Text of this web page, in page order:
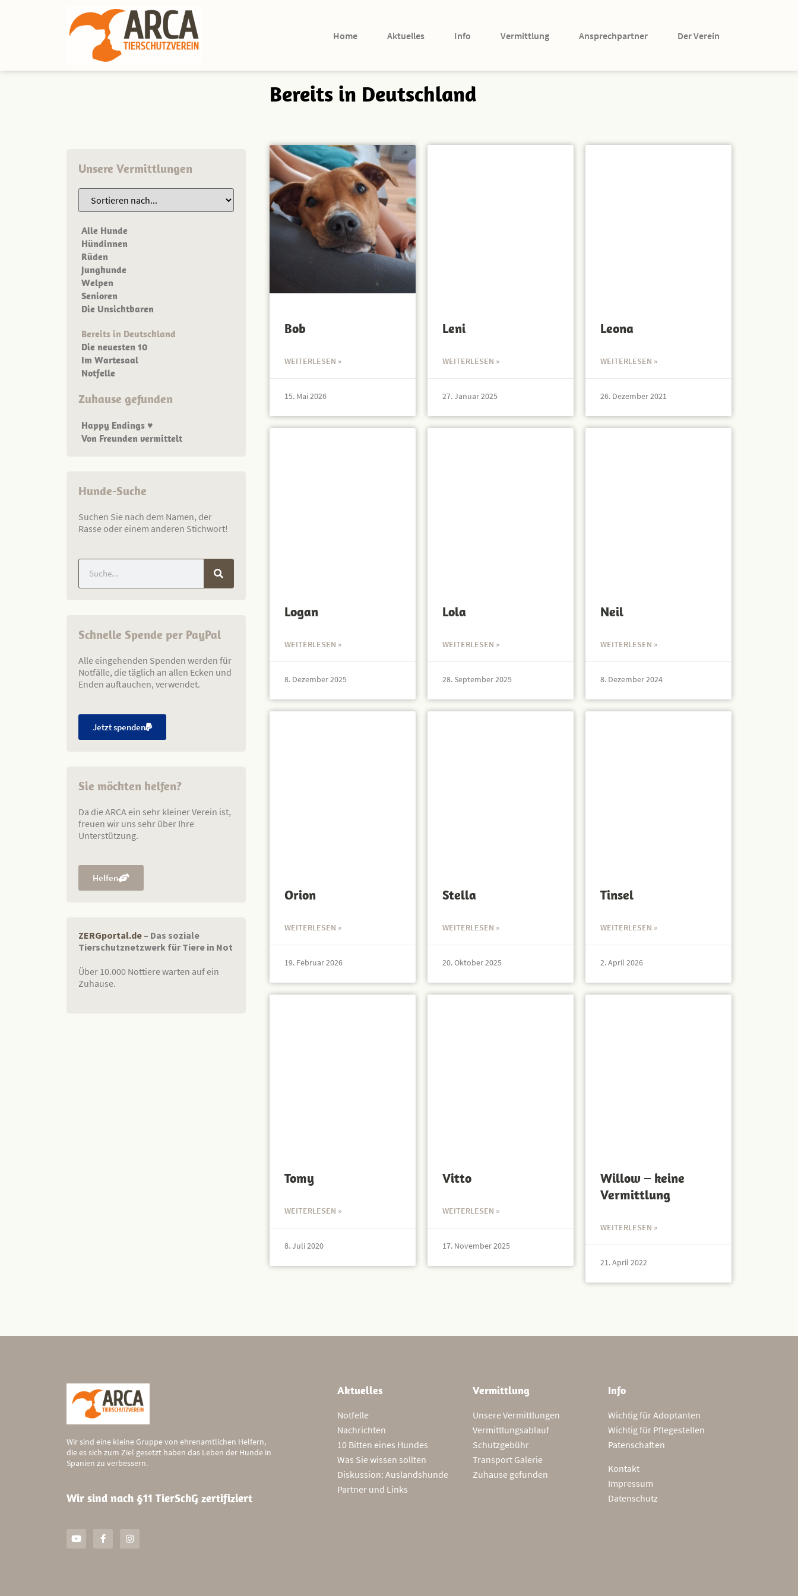
Home Aktuelles Info Vermittlung Ansprechpartner Der Verein
Bereits in Deutschland
Unsere Vermittlungen
Alle Hunde
Hündinnen
Rüden
Junghunde
Welpen
Senioren
Die Unsichtbaren
Bereits in Deutschland
Die neuesten 10
Im Wartesaal
Notfelle
Zuhause gefunden
Happy Endings ♥
Von Freunden vermittelt
Hunde-Suche
Suchen Sie nach dem Namen, der
Rasse oder einem anderen Stichwort!
Schnelle Spende per PayPal
Alle eingehenden Spenden werden für
Notfälle, die täglich an allen Ecken und
Enden auftauchen, verwendet.
Jetzt spenden
Sie möchten helfen?
Da die ARCA ein sehr kleiner Verein ist,
freuen wir uns sehr über Ihre
Unterstützung.
Helfen
ZERGportal.de – Das soziale
Tierschutznetzwerk für Tiere in Not
Über 10.000 Nottiere warten auf ein
Zuhause.
Bob
WEITERLESEN »
15. Mai 2026
Leni
WEITERLESEN »
27. Januar 2025
Leona
WEITERLESEN »
26. Dezember 2021
Logan
WEITERLESEN »
8. Dezember 2025
Lola
WEITERLESEN »
28. September 2025
Neil
WEITERLESEN »
8. Dezember 2024
Orion
WEITERLESEN »
19. Februar 2026
Stella
WEITERLESEN »
20. Oktober 2025
Tinsel
WEITERLESEN »
2. April 2026
Tomy
WEITERLESEN »
8. Juli 2020
Vitto
WEITERLESEN »
17. November 2025
Willow – keine
Vermittlung
WEITERLESEN »
21. April 2022
Wir sind eine kleine Gruppe von ehrenamtlichen Helfern,
die es sich zum Ziel gesetzt haben das Leben der Hunde in
Spanien zu verbessern.
Wir sind nach §11 TierSchG zertifiziert
Aktuelles
Notfelle
Nachrichten
10 Bitten eines Hundes
Was Sie wissen sollten
Diskussion: Auslandshunde
Partner und Links
Vermittlung
Unsere Vermittlungen
Vermittlungsablauf
Schutzgebühr
Transport Galerie
Zuhause gefunden
Info
Wichtig für Adoptanten
Wichtig für Pflegestellen
Patenschaften
Kontakt
Impressum
Datenschutz